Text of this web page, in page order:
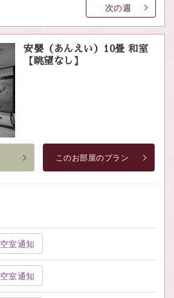
次の週
安嬰（あんえい）10畳 和室
【眺望なし】
このお部屋のプラン
空室通知
空室通知